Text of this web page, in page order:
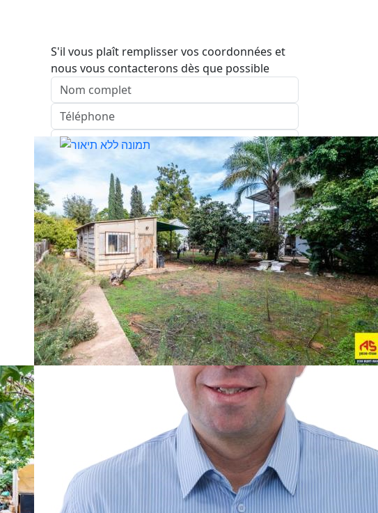
S'il vous plaît remplisser vos coordonnées et
nous vous contacterons dès que possible
Envoyer